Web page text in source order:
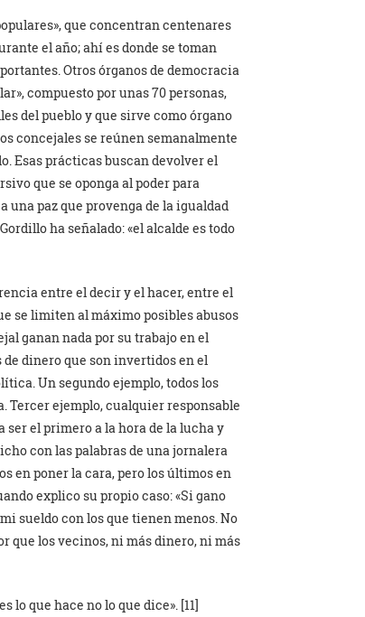
que concentran centenares
el año; ahí es donde se toman
Otros órganos de democracia
compuesto por unas 70 personas,
del pueblo y que sirve como órgano
concejales se reúnen semanalmente
Esas prácticas buscan devolver el
que se oponga al poder para
paz que provenga de la igualdad
ha señalado: «el alcalde es todo
entre el decir y el hacer, entre el
se limiten al máximo posibles abusos
ganan nada por su trabajo en el
dinero que son invertidos en el
Un segundo ejemplo, todos los
Tercer ejemplo, cualquier responsable
el primero a la hora de la lucha y
con las palabras de una jornalera
en poner la cara, pero los últimos en
explico su propio caso: «Si gano
sueldo con los que tienen menos. No
que los vecinos, ni más dinero, ni más
lo que hace no lo que dice». [11]